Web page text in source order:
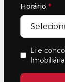
Horário *
Li e